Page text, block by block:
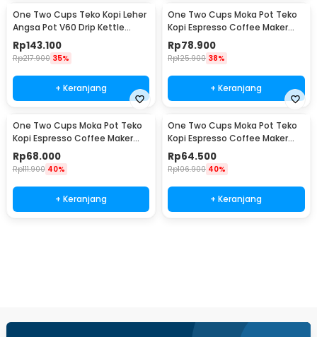
One Two Cups Teko Kopi Leher
Angsa Pot V60 Drip Kettle
960ml - RF-15
Rp143.100
Rp217.900 35%
+ Keranjang
One Two Cups Moka Pot Teko
Kopi Espresso Coffee Maker
Stovetop 6 Cup 300ml - Z21
Rp78.900
Rp125.900 38%
+ Keranjang
One Two Cups Moka Pot Teko
Kopi Espresso Coffee Maker
Stovetop 4 Cup 200ml - Z21
Rp68.000
Rp111.900 40%
+ Keranjang
One Two Cups Moka Pot Teko
Kopi Espresso Coffee Maker
Stovetop 2 Cup 100ml - Z21
Rp64.500
Rp106.900 40%
+ Keranjang